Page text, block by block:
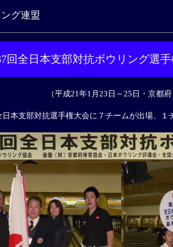
グ連盟
回全日本支部対抗ボウリング選
（平成21年1月23日～25日・京都
本支部対抗選手権大会に７チームが出場、